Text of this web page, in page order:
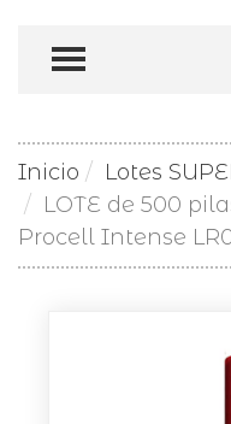
TOGGLE
Inicio
Lotes
LOTE de 500
Procell Intense